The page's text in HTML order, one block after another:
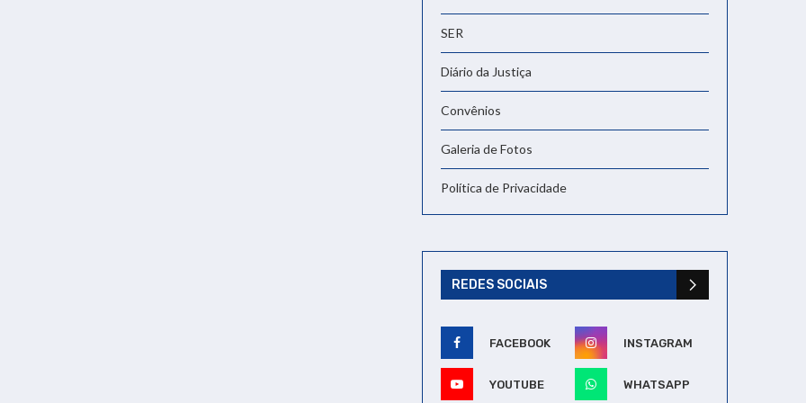
SER
Diário da Justiça
Convênios
Galeria de Fotos
Política de Privacidade
REDES SOCIAIS
FACEBOOK INSTAGRAM
YOUTUBE WHATSAPP